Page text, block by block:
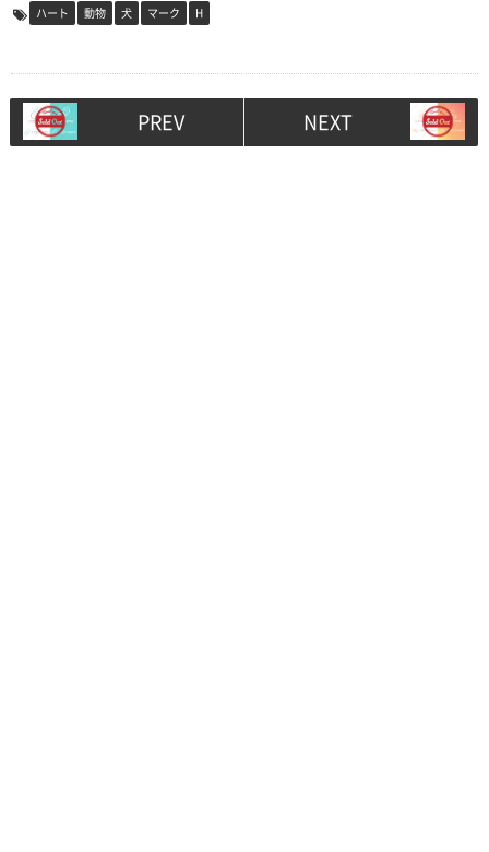
ハート 動物 犬 マーク H
PREV NEXT